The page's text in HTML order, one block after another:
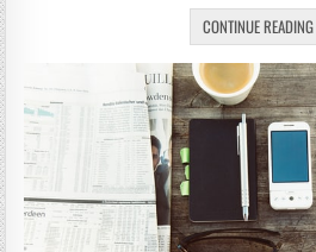
CONTINUE READING